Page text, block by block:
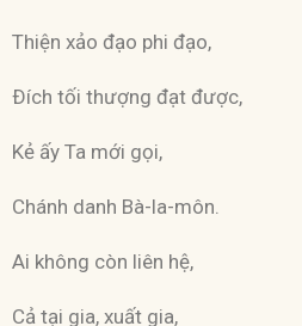
Thiện xảo đạo phi đạo,
Ðích tối thượng đạt được,
Kẻ ấy Ta mới gọi,
Chánh danh Bà-la-môn.
Ai không còn liên hệ,
Cả tại gia, xuất gia,